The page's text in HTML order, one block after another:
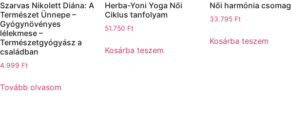
Szarvas Nikolett Diána: A
Természet Ünnepe –
Gyógynövényes
lélekmese –
Természetgyógyász a
családban
4.999 Ft
Tovább olvasom
Herba-Yoni Yoga Női
Ciklus tanfolyam
51.750 Ft
Kosárba teszem
Női harmónia csomag
33.795 Ft
Kosárba teszem